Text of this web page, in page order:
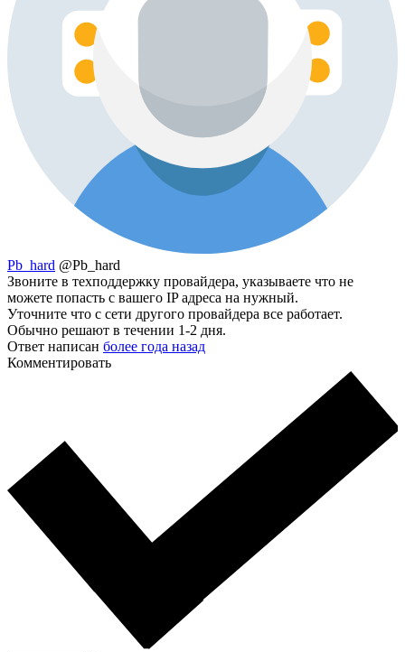
Pb_hard @Pb_hard
Звоните в техподдержку провайдера, указываете что не
можете попасть с вашего IP адреса на нужный.
Уточните что с сети другого провайдера все работает.
Обычно решают в течении 1-2 дня.
Ответ написан более года назад
Комментировать